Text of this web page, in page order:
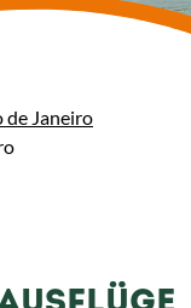
de Janeiro
neuen